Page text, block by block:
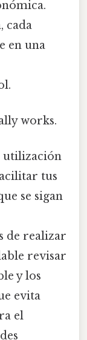
cada
en una
works.
utilización
tus
se sigan
de realizar
revisar
y los
evita
el